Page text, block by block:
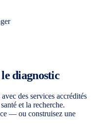
diagnostic
des services accrédités
et la recherche.
— ou construisez une